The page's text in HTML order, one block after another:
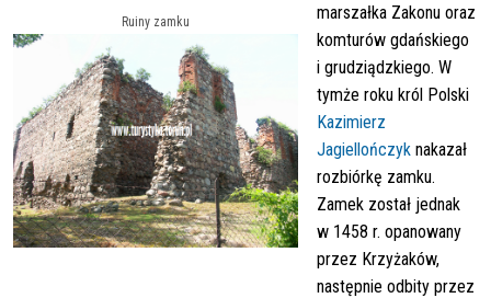
Ruiny zamku
marszałka Zakonu oraz
komturów gdańskiego
i grudziądzkiego. W
tymże roku król Polski
Kazimierz
Jagiellończyk nakazał
rozbiórkę zamku.
Zamek został jednak
w 1458 r. opanowany
przez Krzyżaków,
następnie odbity przez